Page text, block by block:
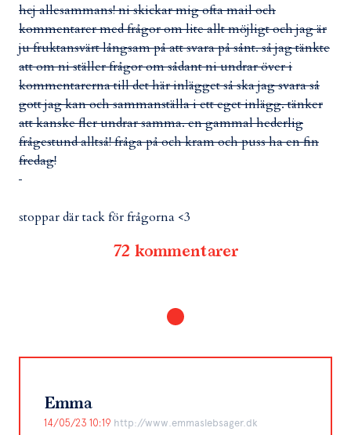
hej allesammans! ni skickar mig ofta mail och
kommentarer med frågor om lite allt möjligt och jag är
ju fruktansvärt långsam på att svara på sånt. så jag tänkte
att om ni ställer frågor om sådant ni undrar över i
kommentarerna till det här inlägget så ska jag svara så
gott jag kan och sammanställa i ett eget inlägg. tänker
att kanske fler undrar samma. en gammal hederlig
frågestund alltså! fråga på och kram och puss ha en fin
fredag!
stoppar där tack för frågorna <3
72 kommentarer
Emma
14/05/23 10:19 http://www.emmaslebsager.dk